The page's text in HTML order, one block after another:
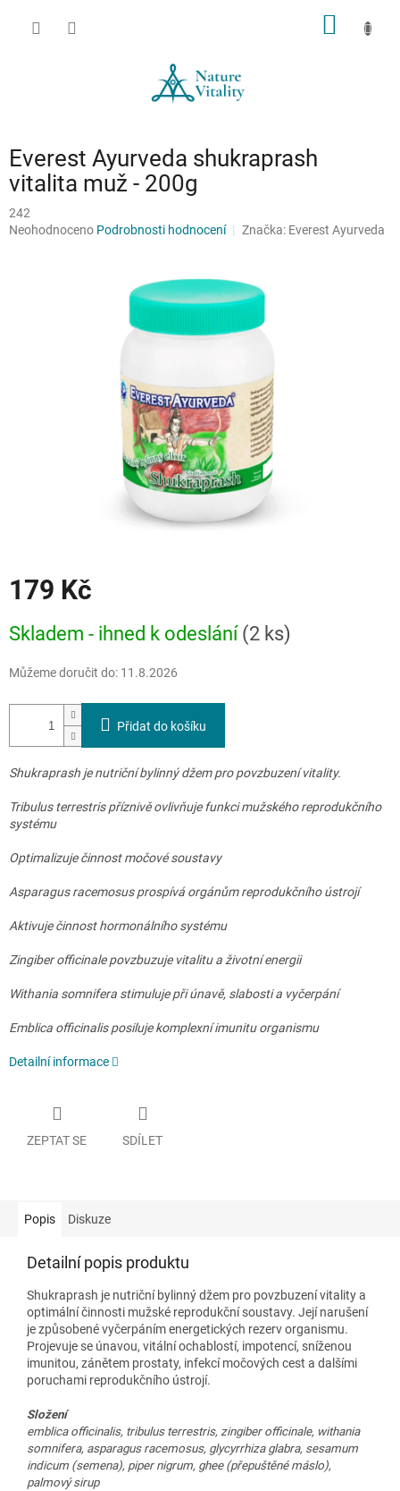
Everest Ayurveda shukraprash
vitalita muž - 200g
242
Průměrné
Neohodnoceno Podrobnosti hodnocení Značka: Everest Ayurveda
179 Kč
cena:
Skladem - ihned k odeslání (2 ks)
Můžeme doručit do: 11.8.2026
Přidat do košíku
Shukraprash je nutriční bylinný džem pro povzbuzení vitality.
Tribulus terrestris příznivě ovlivňuje funkci mužského reprodukčního
systému
Optimalizuje činnost močové soustavy
Asparagus racemosus prospívá orgánům reprodukčního ústrojí
Aktivuje činnost hormonálního systému
Zingiber officinale povzbuzuje vitalitu a životní energii
Withania somnifera stimuluje při únavě, slabosti a vyčerpání
Emblica officinalis posiluje komplexní imunitu organismu
Detailní informace
ZEPTAT SE SDÍLET
Popis Diskuze
Detailní popis produktu
Shukraprash je nutriční bylinný džem pro povzbuzení vitality a
optimální činnosti mužské reprodukční soustavy. Její narušení
je způsobené vyčerpáním energetických rezerv organismu.
Projevuje se únavou, vitální ochablostí, impotencí, sníženou
imunitou, zánětem prostaty, infekcí močových cest a dalšími
poruchami reprodukčního ústrojí.
Složení
emblica officinalis, tribulus terrestris, zingiber officinale, withania
somnifera, asparagus racemosus, glycyrrhiza glabra, sesamum
indicum (semena), piper nigrum, ghee (přepuštěné máslo),
palmový sirup